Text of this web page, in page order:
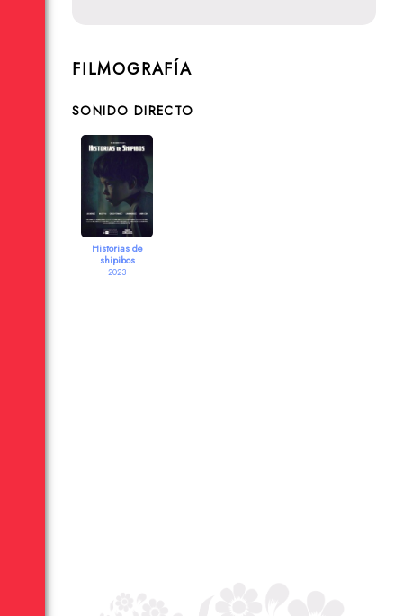
FILMOGRAFÍA
SONIDO DIRECTO
Historias de
shipibos
2023